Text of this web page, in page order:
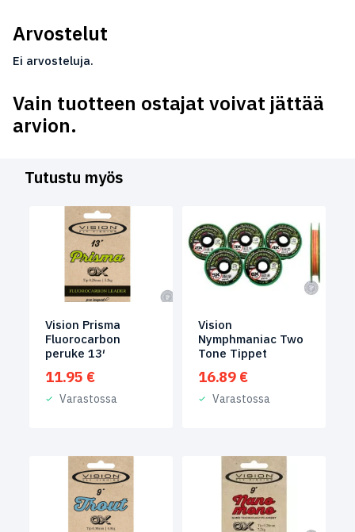
Arvostelut
Ei arvosteluja.
Vain tuotteen ostajat voivat jättää
arvion.
Tutustu myös
Vision Prisma
Fluorocarbon
peruke 13′
11.95 €
Varastossa
Vision
Nymphmaniac Two
Tone Tippet
16.89 €
Varastossa